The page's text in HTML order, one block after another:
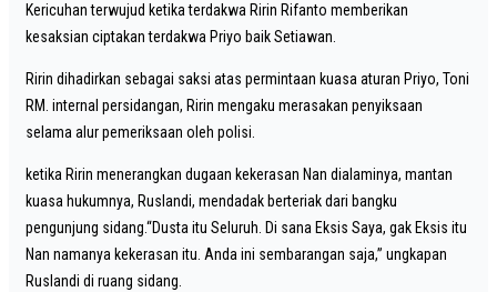
Kericuhan terwujud ketika terdakwa Ririn Rifanto memberikan
kesaksian ciptakan terdakwa Priyo baik Setiawan.
Ririn dihadirkan sebagai saksi atas permintaan kuasa aturan Priyo, Toni
RM. internal persidangan, Ririn mengaku merasakan penyiksaan
selama alur pemeriksaan oleh polisi.
ketika Ririn menerangkan dugaan kekerasan Nan dialaminya, mantan
kuasa hukumnya, Ruslandi, mendadak berteriak dari bangku
pengunjung sidang.“Dusta itu Seluruh. Di sana Eksis Saya, gak Eksis itu
Nan namanya kekerasan itu. Anda ini sembarangan saja,” ungkapan
Ruslandi di ruang sidang.